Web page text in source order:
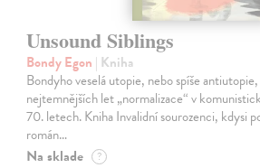
Unsound Siblings
Bondy Egon | Kniha
Bondyho veselá utopie, nebo spíše
nejtemnějších let „normalizace“ v
70. letech. Kniha Invalidní sourozenci, kdysi
román…
Na sklade ?